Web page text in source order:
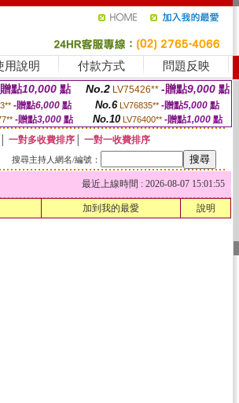
用說明 付款方式 問題反映
點10,000 點 No.2 LV75426** -贈點9,000 點
-贈點6,000點 No.6 LV76835** -贈點5,000點
-贈點3,000點 No.10 LV76400** -贈點1,000 點
│ 一對多收費排序
一對一收費排序
搜尋主持人網名/編號：
最近上線時間 : 2026-08-07 15:01:55
加到我的最愛 說明